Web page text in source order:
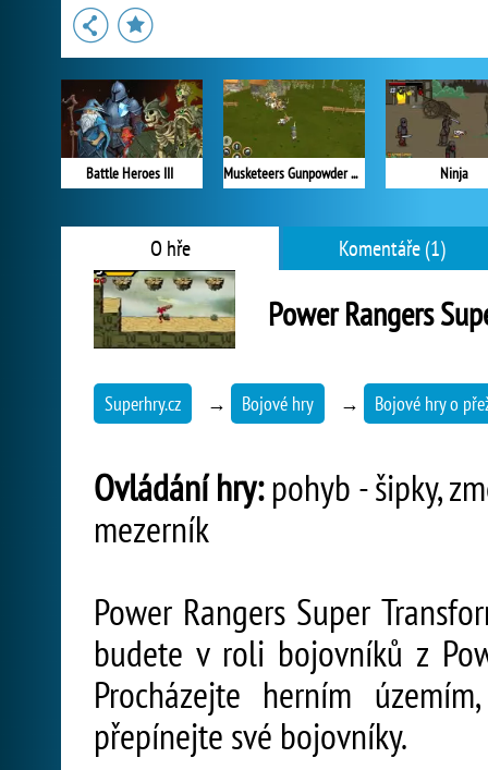
Battle Heroes III Musketeers Gunpowder vs Steel Ninja
O hře Komentáře (1)
Power Rangers
Superhry.cz → Bojové hry → Bojové hry o
Ovládání hry:pohyb - šipky,
mezerník
Power Rangers Super
budete v roli bojovníků z
Procházejte herním
přepínejte své bojovníky.